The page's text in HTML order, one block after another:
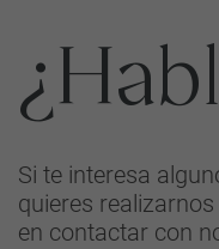
Si te interesa
quieres
en contactar con